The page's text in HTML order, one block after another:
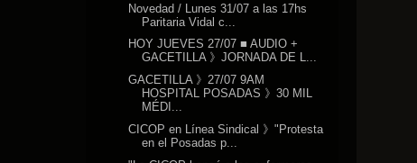
Novedad / Lunes 31/07 a las 17hs
Paritaria Vidal c...
HOY JUEVES 27/07 ■ AUDIO +
GACETILLA 》JORNADA DE L...
GACETILLA 》27/07 9AM
HOSPITAL POSADAS 》30 MIL
MÉDI...
CICOP en Línea Sindical 》"Protesta
en el Posadas p...